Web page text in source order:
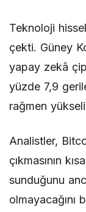
Teknoloji
çekti. Güney
yapay zekâ
yüzde 7,9
rağmen
Analistler,
çıkmasının
sunduğunu
olmayacağını